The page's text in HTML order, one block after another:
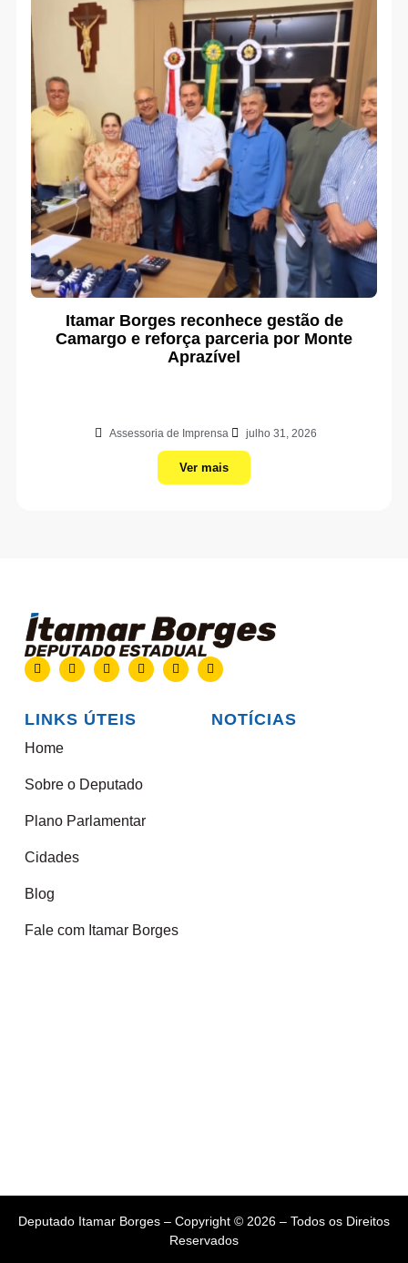
Itamar Borges reconhece gestão de
Camargo e reforça parceria por Monte
Aprazível
Assessoria de Imprensa julho 31, 2026
Ver mais
LINKS ÚTEIS
Home
Sobre o Deputado
Plano Parlamentar
Cidades
Blog
Fale com Itamar Borges
NOTÍCIAS
Deputado Itamar Borges – Copyright © 2026 – Todos os Direitos
Reservados